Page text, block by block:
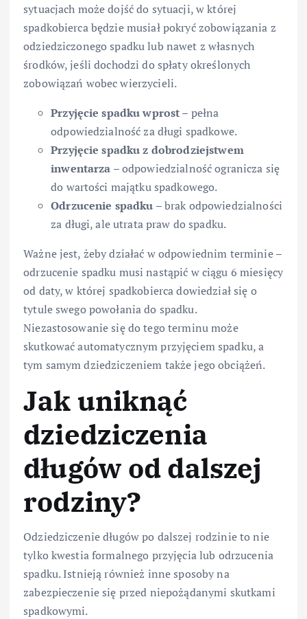
sytuacjach może dojść do sytuacji, w której
spadkobierca będzie musiał pokryć zobowiązania z
odziedziczonego spadku lub nawet z własnych
środków, jeśli dochodzi do spłaty określonych
zobowiązań wobec wierzycieli.
Przyjęcie spadku wprost– pełna
odpowiedzialność za długi spadkowe.
Przyjęcie spadku z dobrodziejstwem
inwentarza – odpowiedzialność ogranicza się
do wartości majątku spadkowego.
Odrzucenie spadku – brak odpowiedzialności
za długi, ale utrata praw do spadku.
Ważne jest, żeby działać w odpowiednim terminie –
odrzucenie spadku musi nastąpić w ciągu 6 miesięcy
od daty, w której spadkobierca dowiedział się o
tytule swego powołania do spadku.
Niezastosowanie się do tego terminu może
skutkować automatycznym przyjęciem spadku, a
tym samym dziedziczeniem także jego obciążeń.
Jak uniknąć
dziedziczenia
długów od dalszej
rodziny?
Odziedziczenie długów po dalszej rodzinie to nie
tylko kwestia formalnego przyjęcia lub odrzucenia
spadku. Istnieją również inne sposoby na
zabezpieczenie się przed niepożądanymi skutkami
spadkowymi.